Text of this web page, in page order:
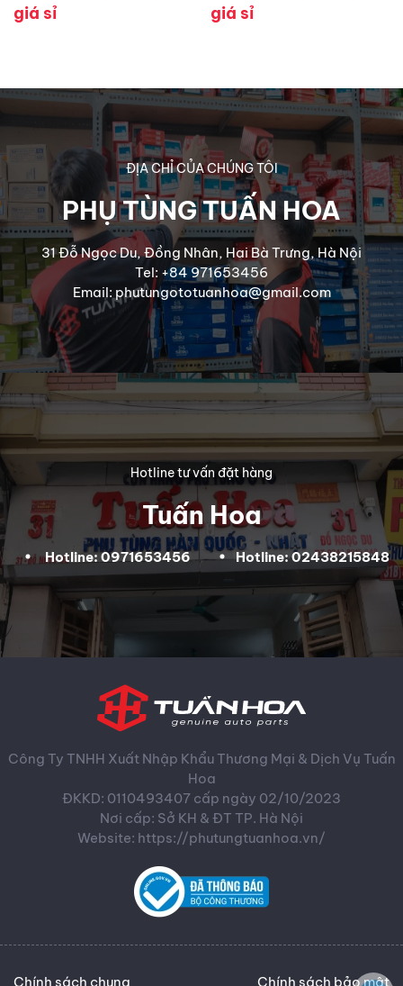
giá sỉ
giá sỉ
ĐỊA CHỈ CỦA CHÚNG TÔI
PHỤ TÙNG TUẤN HOA
31 Đỗ Ngọc Du, Đồng Nhân, Hai Bà Trưng, Hà Nội
Tel: +84 971653456
Email: phutungototuanhoa@gmail.com
Hotline tư vấn đặt hàng
Tuấn Hoa
Hotline: 0971653456 Hotline: 02438215848
Công Ty TNHH Xuất Nhập Khẩu Thương Mại & Dịch Vụ Tuấn
Hoa
ĐKKD: 0110493407 cấp ngày 02/10/2023
Nơi cấp: Sở KH & ĐT TP. Hà Nội
Website: https://phutungtuanhoa.vn/
Chính sách chung Chính sách bảo mật